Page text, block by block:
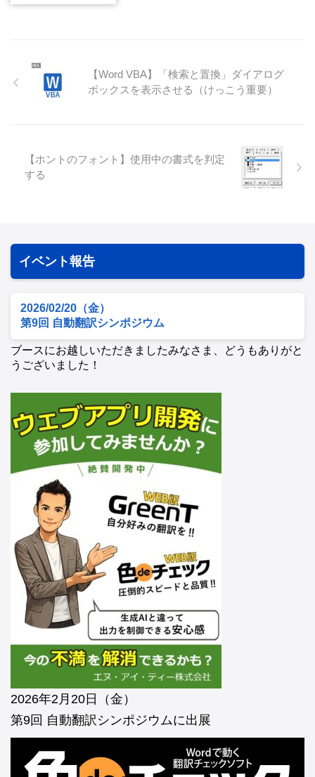
【Word VBA】「検索と置換」ダイアログ
ボックスを表示させる（けっこう重要）
【ホントのフォント】使用中の書式を判定
する
イベント報告
2026/02/20（金）
第9回 自動翻訳シンポジウム
ブースにお越しいただきましたみなさま、どうもありがと
うございました！
2026年2月20日（金）
第9回 自動翻訳シンポジウムに出展